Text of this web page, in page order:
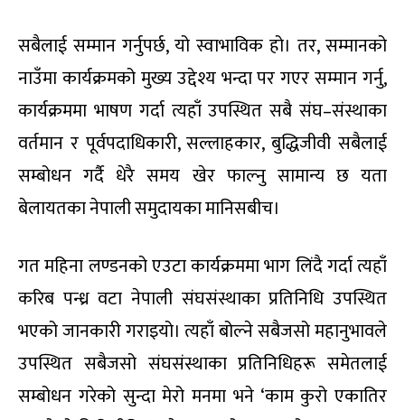
सबैलाई सम्मान गर्नुपर्छ, यो स्वाभाविक हो। तर, सम्मानको
नाउँमा कार्यक्रमको मुख्य उद्देश्य भन्दा पर गएर सम्मान गर्नु,
कार्यक्रममा भाषण गर्दा त्यहाँ उपस्थित सबै संघ–संस्थाका
वर्तमान र पूर्वपदाधिकारी, सल्लाहकार, बुद्धिजीवी सबैलाई
सम्बोधन गर्दै धेरै समय खेर फाल्नु सामान्य छ यता
बेलायतका नेपाली समुदायका मानिसबीच।
गत महिना लण्डनको एउटा कार्यक्रममा भाग लिंदै गर्दा त्यहाँ
करिब पन्ध्र वटा नेपाली संघसंस्थाका प्रतिनिधि उपस्थित
भएको जानकारी गराइयो। त्यहाँ बोल्ने सबैजसो महानुभावले
उपस्थित सबैजसो संघसंस्थाका प्रतिनिधिहरू समेतलाई
सम्बोधन गरेको सुन्दा मेरो मनमा भने ‘काम कुरो एकातिर